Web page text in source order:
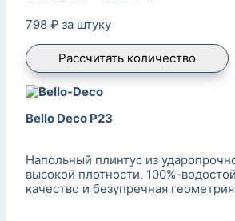
798 ₽ за штуку
Рассчитать количество
Bello Deco P23
Напольный плинтус из
высокой плотности. 100%-
качество и безупречная